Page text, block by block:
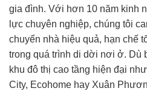
gia đình. Với hơn 10 năm kinh
lực chuyên nghiệp, chúng tôi
chuyển nhà hiệu quả, hạn chế
trong quá trình di dời nơi ở. Dù
khu đô thị cao tầng hiện đại
City, Ecohome hay Xuân